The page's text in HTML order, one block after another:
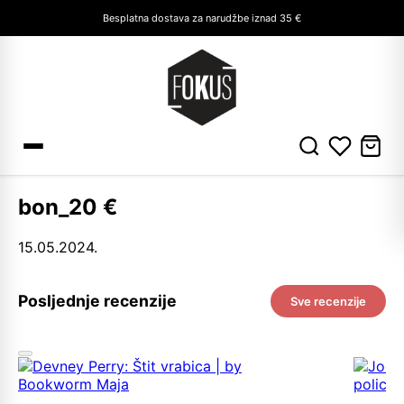
Besplatna dostava za narudžbe iznad 35 €
bon_20 €
15.05.2024.
Posljednje recenzije Sve recenzije